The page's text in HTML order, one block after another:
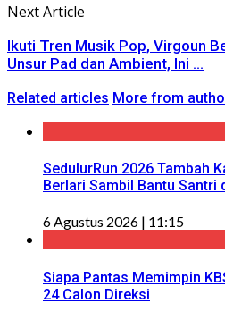
Next Article
Ikuti Tren Musik Pop, Virgoun
Unsur Pad dan Ambient, Ini ...
Related articles More from
SedulurRun 2026 Tambah
Berlari Sambil Bantu Santri
6 Agustus 2026 | 11:15
Siapa Pantas Memimpin
24 Calon Direksi